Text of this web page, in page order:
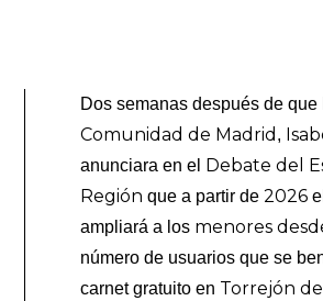
Dos semanas después de
Comunidad de Madrid ,
anunciara en el
Debate del
Región que a partir de 2026 el
ampliará a los menores
número de usuarios que se
carnet gratuito en Torrejón